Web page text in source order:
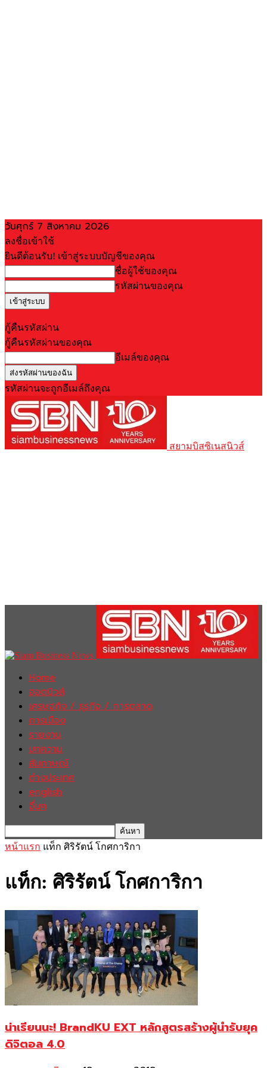
วันศุกร์ 7 สิงหาคม 2026
ลงชื่อเข้าใช้
ยินดีต้อนรับ! เข้าสู่ระบบบัญชีของคุณ
ชื่อผู้ใช้ของคุณ
รหัสผ่านของคุณ
กู้คืนรหัสผ่าน
กู้คืนรหัสผ่านของคุณ
อีเมล์ของคุณ
รหัสผ่านจะถูกอีเมล์ถึงคุณ
สยามบิสซิเนสนิวส์
Home
ฮอตนิวส์
เศรษฐกิจ / ธุรกิจ / การตลาด
การเมือง
รายงาน
บทความ
สัมภาษณ์
ต่างประเทศ
english
อื่นๆ
หน้าแรก แท็ก ศิริรัตน์ โกศการิกา
แท็ก: ศิริรัตน์ โกศการิกา
น่าเรียนนะ! BrandKU EXT หลักสูตรสร้างผู้นำรับยุค
ดิจิตอล 4.0